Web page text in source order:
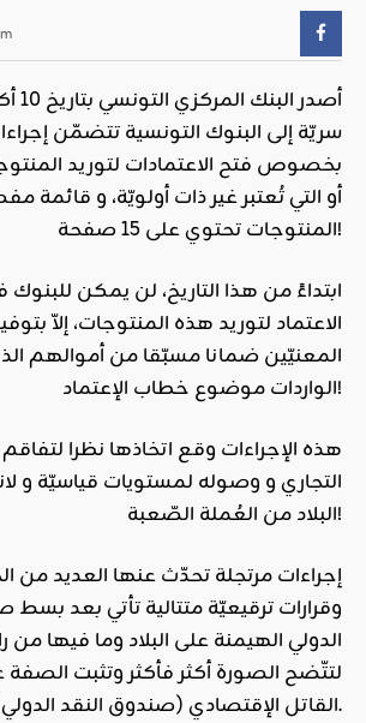
سريّة إلى البنوك التونسية تتضمّن
بخصوص فتح الاعتمادات لتوريد
أو التي تُعتبر غير ذات أولويّة، و قائمة
المنتوجات تحتوي على 15 صفحة!
ابتداءً من هذا التاريخ، لن يمكن
الاعتماد لتوريد هذه المنتوجات، إلاّ
المعنيّين ضمانا مسبّقا من أموالهم
الواردات موضوع خطاب الإعتماد!
هذه الإجراءات وقع اتخاذها نظرا لتفاقم
التجاري و وصوله لمستويات قياسيّة و
البلاد من العُملة الصّعبة!
إجراءات مرتجلة تحدّث عنها العديد من
وقرارات ترقيعيّة متتالية تأتي بعد بسط
الدولي الهيمنة على البلاد وما فيها من
لتتّضح الصورة أكثر فأكثر وتثبت
القاتل الإقتصادي (صندوق النقد الدولي).